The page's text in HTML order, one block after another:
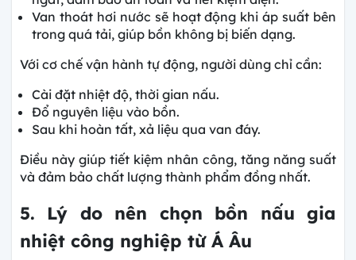
Van thoát hơi nước sẽ hoạt động khi áp suất bên
trong quá tải, giúp bồn không bị biến dạng.
Với cơ chế vận hành tự động, người dùng chỉ cần:
Cài đặt nhiệt độ, thời gian nấu.
Đổ nguyên liệu vào bồn.
Sau khi hoàn tất, xả liệu qua van đáy.
Điều này giúp tiết kiệm nhân công, tăng năng suất
và đảm bảo chất lượng thành phẩm đồng nhất.
5. Lý do nên chọn bồn nấu gia
nhiệt công nghiệp từ Á Âu